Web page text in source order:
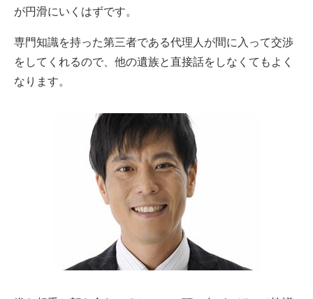
が円滑にいくはずです。
専門知識を持った第三者である代理人が間に入って交渉
をしてくれるので、他の遺族と直接話をしなくてもよく
なります。